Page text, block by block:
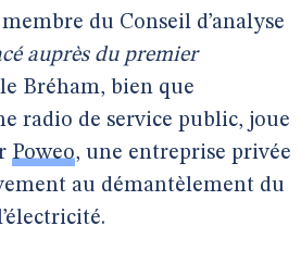
du Conseil d’analyse
auprès du premier
Bréham, bien que
radio de service public, joue
Poweo, une entreprise privée
au démantèlement du